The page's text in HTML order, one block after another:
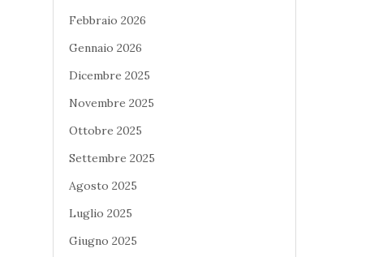
Febbraio 2026
Gennaio 2026
Dicembre 2025
Novembre 2025
Ottobre 2025
Settembre 2025
Agosto 2025
Luglio 2025
Giugno 2025